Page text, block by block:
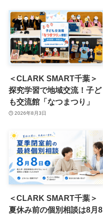
＜CLARK SMART千葉＞
探究学習で地域交流！子ど
も交流館「なつまつり」
2026年8月3日
＜CLARK SMART千葉＞
夏休み前の個別相談は8月8